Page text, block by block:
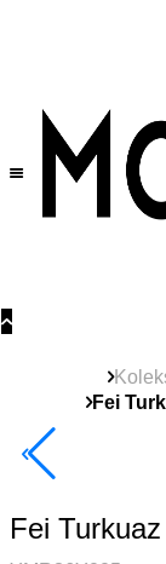
Fei
Yeni Ürün
Fei